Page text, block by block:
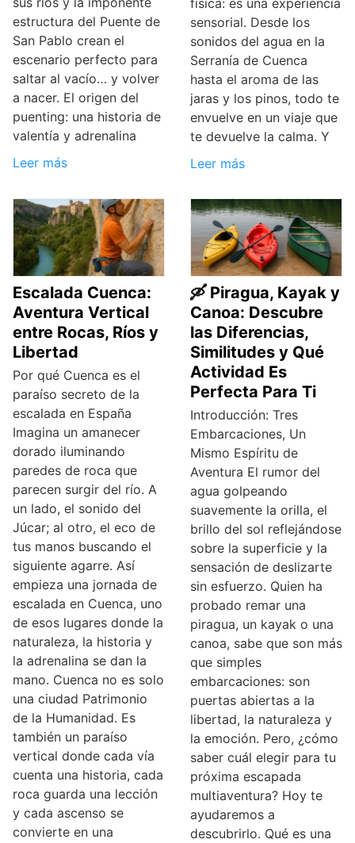
estructura del Puente de
San Pablo crean el
escenario perfecto para
saltar al vacío… y volver
a nacer. El origen del
puenting: una historia de
valentía y adrenalina
Leer más
sensorial. Desde los
sonidos del agua en la
Serranía de Cuenca
hasta el aroma de las
jaras y los pinos, todo te
envuelve en un viaje que
te devuelve la calma. Y
Leer más
Escalada Cuenca:
Aventura Vertical
entre Rocas, Ríos y
Libertad
Por qué Cuenca es el
paraíso secreto de la
escalada en España
Imagina un amanecer
dorado iluminando
paredes de roca que
parecen surgir del río. A
un lado, el sonido del
Júcar; al otro, el eco de
tus manos buscando el
siguiente agarre. Así
empieza una jornada de
escalada en Cuenca, uno
de esos lugares donde la
naturaleza, la historia y
la adrenalina se dan la
mano. Cuenca no es solo
una ciudad Patrimonio
de la Humanidad. Es
también un paraíso
vertical donde cada vía
cuenta una historia, cada
roca guarda una lección
y cada ascenso se
convierte en una
🛶 Piragua, Kayak y
Canoa: Descubre
las Diferencias,
Similitudes y Qué
Actividad Es
Perfecta Para Ti
Introducción: Tres
Embarcaciones, Un
Mismo Espíritu de
Aventura El rumor del
agua golpeando
suavemente la orilla, el
brillo del sol reflejándose
sobre la superficie y la
sensación de deslizarte
sin esfuerzo. Quien ha
probado remar una
piragua, un kayak o una
canoa, sabe que son más
que simples
embarcaciones: son
puertas abiertas a la
libertad, la naturaleza y
la emoción. Pero, ¿cómo
saber cuál elegir para tu
próxima escapada
multiaventura? Hoy te
ayudaremos a
descubrirlo. Qué es una